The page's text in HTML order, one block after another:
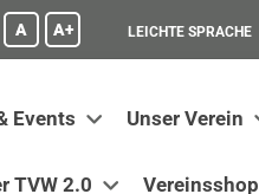
A A+ LEICHTE SPRACHE
Events Unser Verein
TVW 2.0 Vereinsshop